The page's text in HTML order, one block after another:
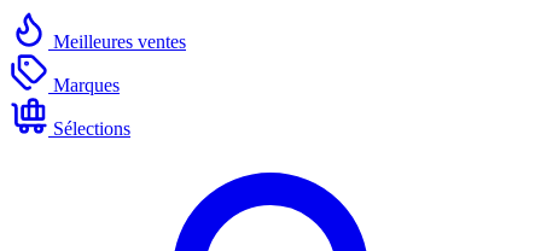
Meilleures ventes
Marques
Sélections